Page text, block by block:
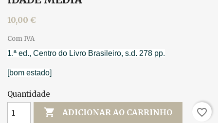
10,00 €
Com IVA
1.ª ed., Centro do Livro Brasileiro, s.d. 278 pp.
[bom estado]
Quantidade
 ADICIONAR AO CARRINHO favorite_border